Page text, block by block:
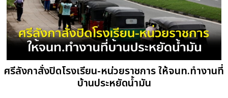
ศรีลังกาสั่งปิดโรงเรียน-หน่วยราชการ ให้จนท.ทำงานที่
บ้านประหยัดน้ำมัน